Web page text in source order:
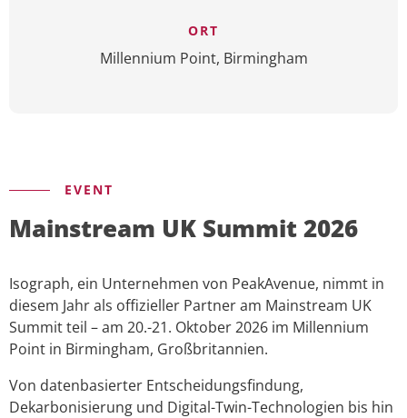
ORT
Millennium Point, Birmingham
EVENT
Mainstream UK Summit 2026
Isograph, ein Unternehmen von PeakAvenue, nimmt in
diesem Jahr als offizieller Partner am Mainstream UK
Summit teil – am 20.-21. Oktober 2026 im Millennium
Point in Birmingham, Großbritannien.
Von datenbasierter Entscheidungsfindung,
Dekarbonisierung und Digital-Twin-Technologien bis hin